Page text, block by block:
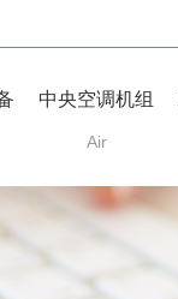
中央空调机组
Air